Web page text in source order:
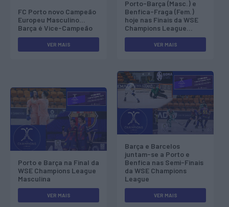
FC Porto novo Campeão
Europeu Masculino…
Barça é Vice-Campeão
VER MAIS
Porto-Barça (Masc.) e
Benfica-Fraga (Fem.)
hoje nas Finais da WSE
Champions League…
VER MAIS
Porto e Barça na Final da
WSE Champions League
Masculina
VER MAIS
Barça e Barcelos
juntam-se a Porto e
Benfica nas Semi-Finais
da WSE Champions
League
VER MAIS